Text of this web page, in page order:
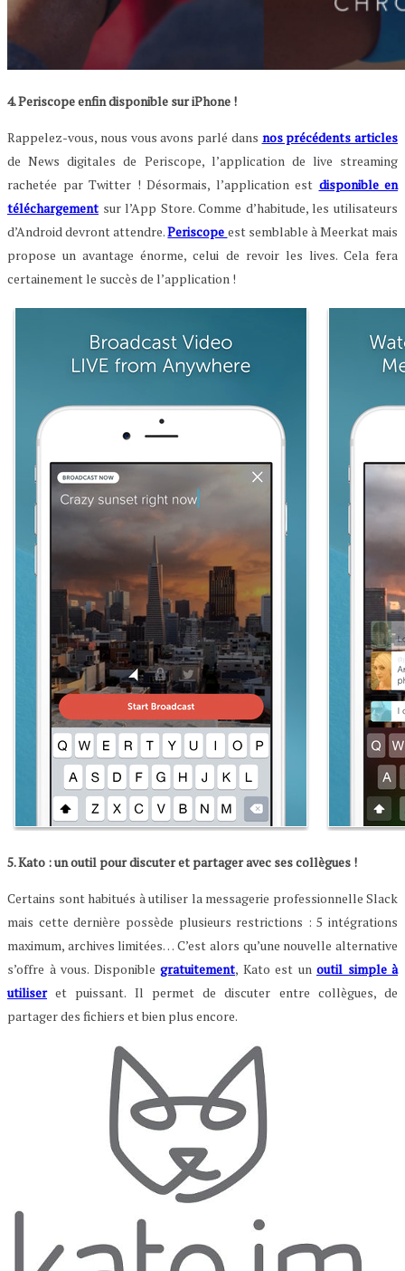
4. Periscope enfin disponible sur iPhone !
Rappelez-vous, nous vous avons parlé dans nos précédents articles
de News digitales de Periscope, l’application de live streaming
rachetée par Twitter ! Désormais, l’application est disponible en
téléchargement sur l’App Store. Comme d’habitude, les utilisateurs
d’Android devront attendre.Periscope est semblable à Meerkat mais
propose un avantage énorme, celui de revoir les lives. Cela fera
certainement le succès de l’application !
5. Kato : un outil pour discuter et partager avec ses collègues !
Certains sont habitués à utiliser la messagerie professionnelle Slack
mais cette dernière possède plusieurs restrictions : 5 intégrations
maximum, archives limitées… C’est alors qu’une nouvelle alternative
s’offre à vous. Disponible gratuitement, Kato est un outil simple à
utiliseret puissant. Il permet de discuter entre collègues, de
partager des fichiers et bien plus encore.